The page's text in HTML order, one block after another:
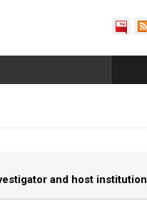
and host institution